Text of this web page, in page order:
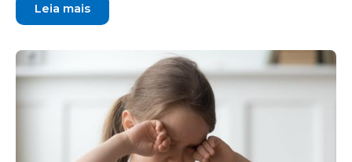
Leia mais